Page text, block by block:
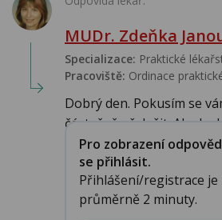
MUDr. Zdeňka
Specializace: Praktické
Pracoviště: Ordinace
Dobrý den. Pokusím se
částečně přeložit. Ale
Pro zobrazení
se přihlásit.
Přihlášení/registrace je
průměrně 2 minuty.